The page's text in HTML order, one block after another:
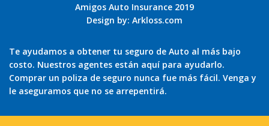
Amigos Auto Insurance 2019
Design by: Arkloss.com
Te ayudamos a obtener tu seguro de Auto al más bajo
costo. Nuestros agentes están aquí para ayudarlo.
Comprar un poliza de seguro nunca fue más fácil. Venga y
le aseguramos que no se arrepentirá.